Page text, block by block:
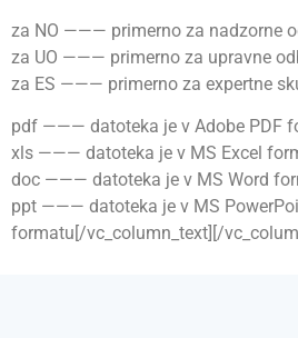
za NO ——— primerno za nadzorne
za UO ——— primerno za upravne
za ES ——— primerno za expertne
pdf ——— datoteka je v Adobe PDF
xls ——— datoteka je v MS Excel
doc ——— datoteka je v MS Word
ppt ——— datoteka je v MS
formatu[/vc_column_text][/